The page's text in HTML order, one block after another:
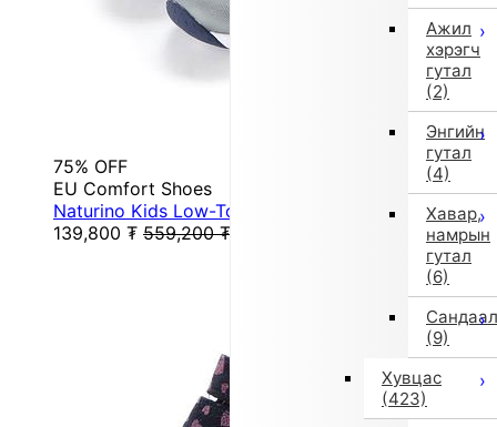
Ажил
хэрэгч
гутал
(2)
Энгийн
гутал
(4)
Хавар,
намрын
гутал
(6)
Сандаал
(9)
Хувцас
(423)
75% OFF
EU Comfort Shoes
Naturino Kids Low-Top Sneakers (Gray)
139,800 ₮ 559,200 ₮